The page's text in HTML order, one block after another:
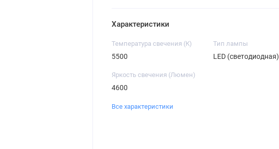
Характеристики
Температура свечения (К)
5500
Тип лампы
LED (светодиодная)
Яркость свечения (Люмен)
4600
Все характеристики